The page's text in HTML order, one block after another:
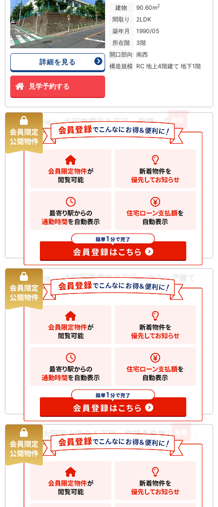
詳細を見る
見学予約する
建物
90.60m2
間取り
2LDK
築年月
1990/05
所在階
3階
開口部向 南西
構造規模 RC 地上4階建て 地下1階
新築一戸建て 大田東雪谷５丁目 新築一戸建て
99.07m
98.08m 2
木造 地上2階建て
お気に入りに追加
新築一戸建て 大田区東雪谷３丁目 中古一戸建て
257.31m 2
346.07m2
1990/04
RC 地上2階建て 地下1階
お気に入りに追加
土地 大田区上池台５丁目 建築条件無し土地
85.02m
お気に入りに追加